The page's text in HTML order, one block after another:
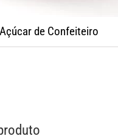
Açúcar de Confeiteiro